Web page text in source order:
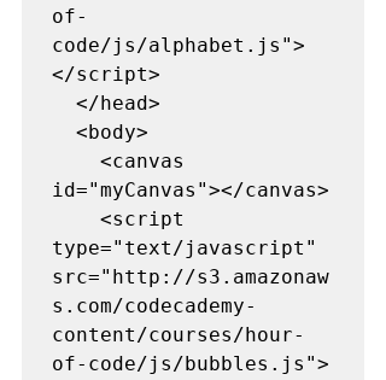
of-
code/js/alphabet.js">
</script>
id="myCanvas"></canvas>
type="text/javascript"
src="http://s3.amazonaw
s.com/codecademy-
content/courses/hour-
of-code/js/bubbles.js">